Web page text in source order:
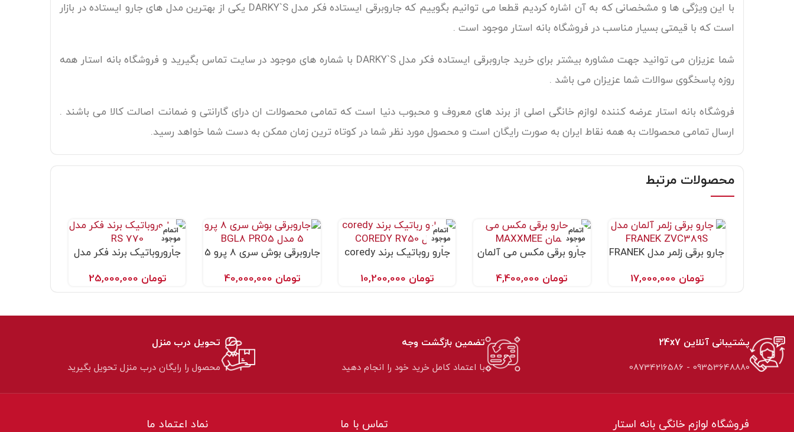
با این ویژگی ها و مشخصانی که به آن اشاره کردیم قطعا می توانیم بگوییم که جاروبرقی ایستاده فکر مدل DARKY`S یکی از بهترین مدل های جارو ایستاده در بازار
است که با قیمتی بسیار مناسب در فروشگاه بانه استار موجود است .
شما عزیزان می توانید جهت مشاوره بیشتر برای خرید جاروبرقی ایستاده فکر مدل DARKY`S با شماره های موجود در سایت تماس بگیرید و فروشگاه بانه استار همه
روزه پاسخگوی سوالات شما عزیزان می باشد .
فروشگاه بانه استار عرضه کننده لوازم خانگی اصلی از برند های معروف و محبوب دنیا است که تمامی محصولات ان درای گارانتی و ضمانت اصالت کالا می باشند .
ارسال تمامی محصولات به همه نقاط ایران به صورت رایگان است و محصول مورد نظر شما در کوتاه ترین زمان ممکن به دست شما خواهد رسید.
محصولات مرتبط
افزودن به سبد خرید
جارو برقی زلمر مدل FRANEK
تومان
اتمام
موجود
ی
اطلاعات بیشتر
جارو برقی مکس می آلمان
تومان
اتمام
موجود
ی
اطلاعات بیشتر
جارو روباتیک برند coredy
تومان
افزودن به سبد خرید
جاروبرقی بوش سری 8 پرو 5
تومان
اتمام
موجود
ی
اطلاعات بیشتر
جاروروباتیک برند فکر مدل
تومان
تحویل درب منزل
محصول را رایگان درب منزل تحویل بگیرید
تضمین بازگشت وجه
با اعتماد کامل خرید خود را انجام دهید
پشتیبانی آنلاین 24x7
09353648880 - 08734216586
فروشگاه لوازم خانگی بانه استار تماس با ما نماد اعتماد ما